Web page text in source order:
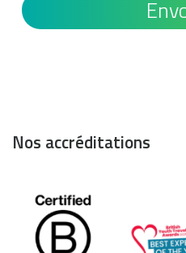
Nos accréditations